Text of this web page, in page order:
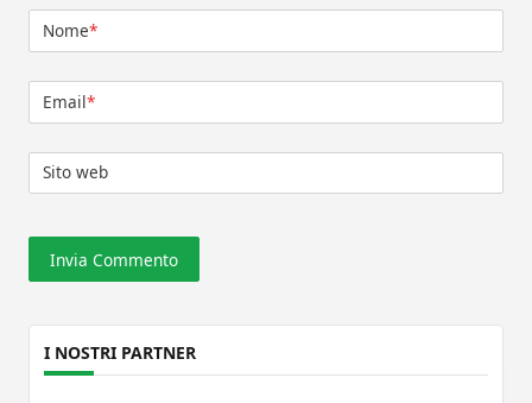
Nome*
Email*
Sito web
I NOSTRI PARTNER